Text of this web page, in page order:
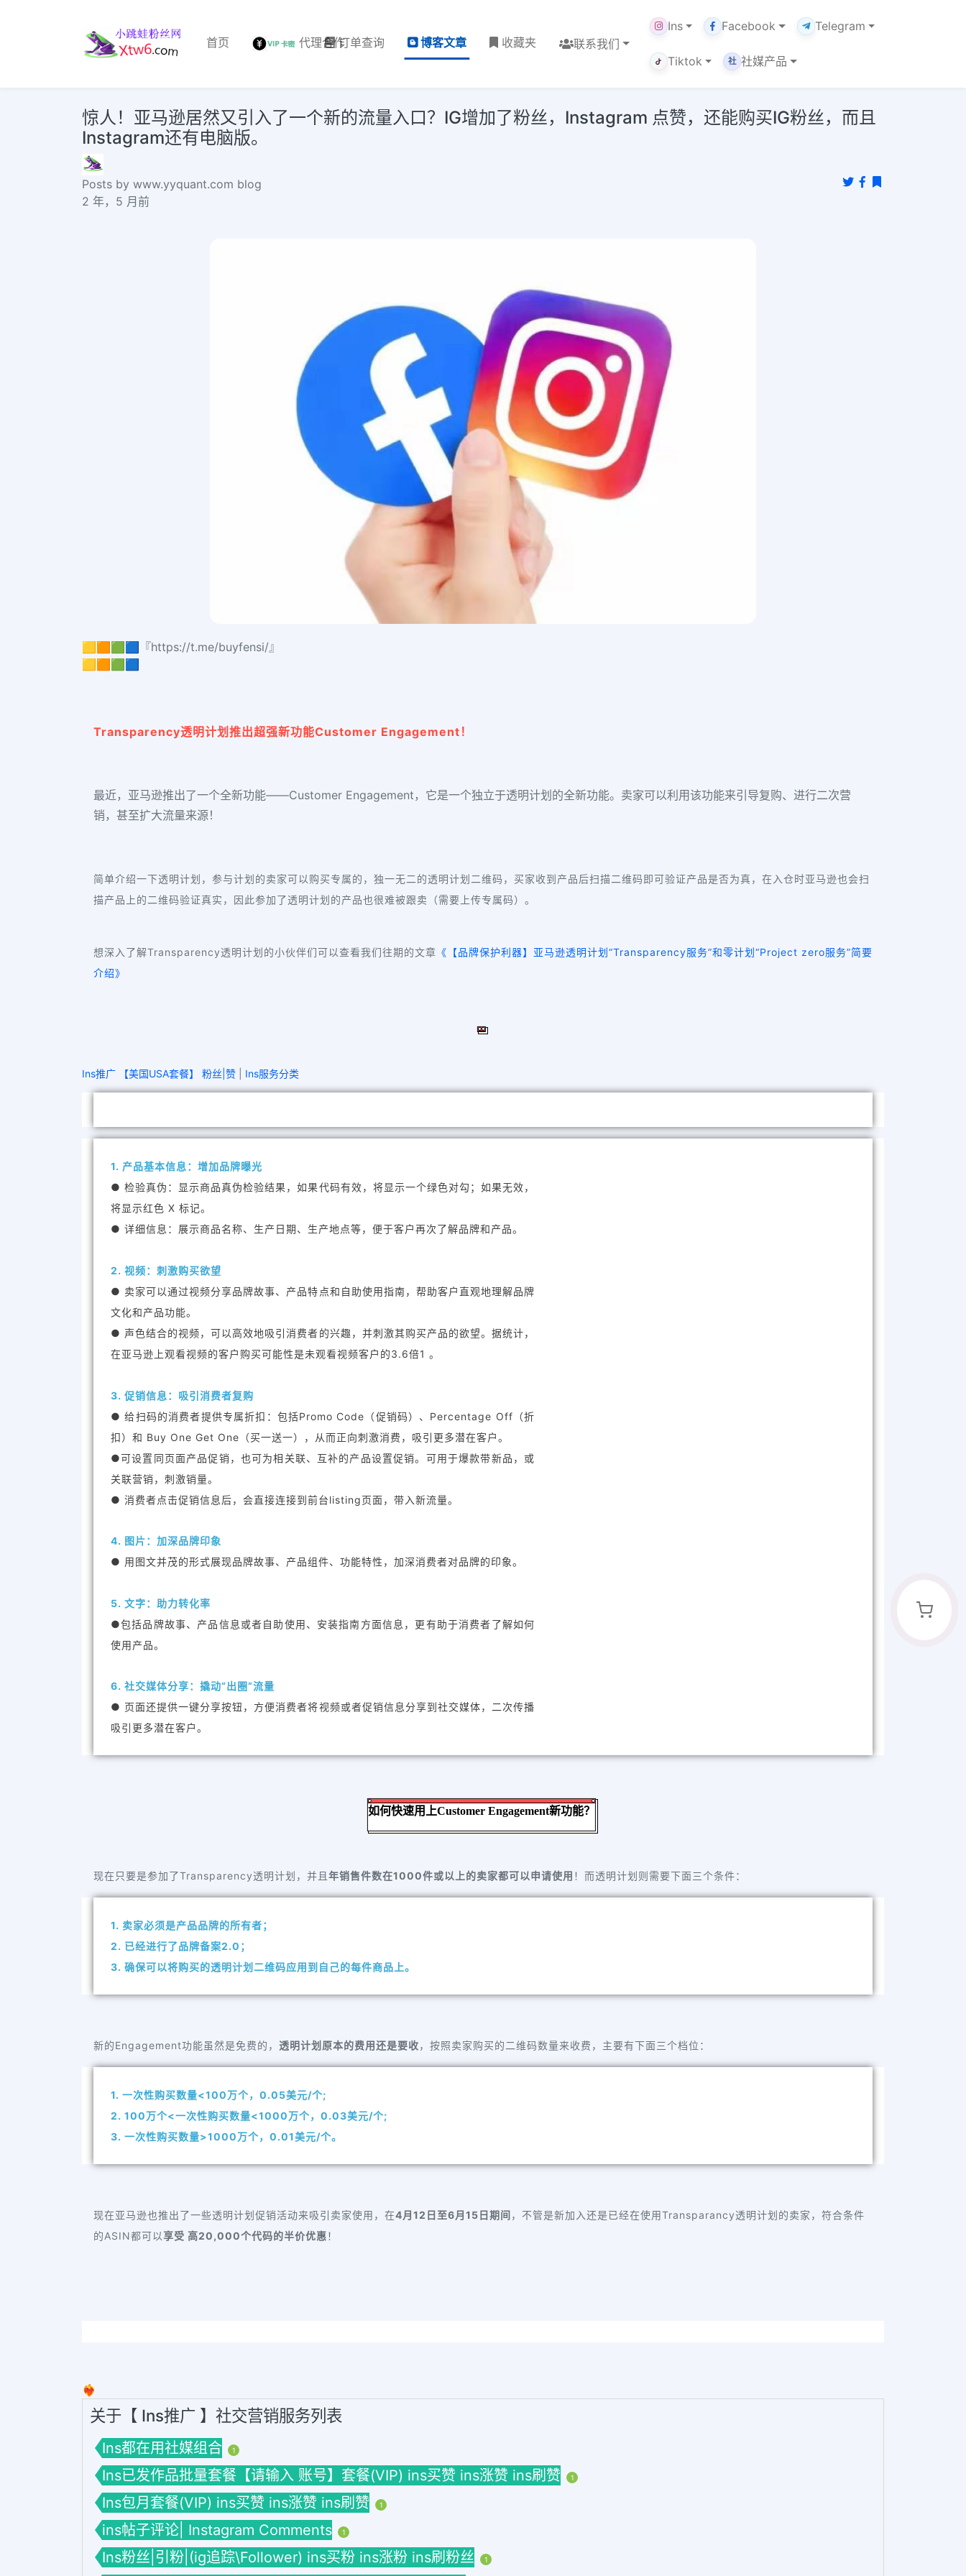
首页 代理合作订单查询 博客文章 收藏夹 联系我们
Ins Facebook Telegram
Tiktok 社 社媒产品
惊人！亚马逊居然又引入了一个新的流量入口？IG增加了粉丝，Instagram 点赞，还能购买IG粉丝，而且
Instagram还有电脑版。
Posts by www.yyquant.com blog
2 年，5 月前
🟨🟧🟩🟦『https://t.me/buyfensi/』
🟨🟧🟩🟦
Transparency透明计划推出超强新功能Customer Engagement！
最近，亚马逊推出了一个全新功能——Customer Engagement，它是一个独立于透明计划的全新功能。卖家可以利用该功能来引导复购、进行二次营
销，甚至扩大流量来源！
简单介绍一下透明计划，参与计划的卖家可以购买专属的，独一无二的透明计划二维码，买家收到产品后扫描二维码即可验证产品是否为真，在入仓时亚马逊也会扫
描产品上的二维码验证真实，因此参加了透明计划的产品也很难被跟卖（需要上传专属码）。
想深入了解Transparency透明计划的小伙伴们可以查看我们往期的文章 《【品牌保护利器】亚马逊透明计划“Transparency服务”和零计划“Project zero服务”简要
介绍》
Ins推广 【美国USA套餐】 粉丝|赞 Ins服务分类
1. 产品基本信息：增加品牌曝光
● 检验真伪：显示商品真伪检验结果，如果代码有效，将显示一个绿色对勾；如果无效，
将显示红色 X 标记。
● 详细信息：展示商品名称、生产日期、生产地点等，便于客户再次了解品牌和产品。
2. 视频：刺激购买欲望
● 卖家可以通过视频分享品牌故事、产品特点和自助使用指南，帮助客户直观地理解品牌
文化和产品功能。
● 声色结合的视频，可以高效地吸引消费者的兴趣，并刺激其购买产品的欲望。据统计，
在亚马逊上观看视频的客户购买可能性是未观看视频客户的3.6倍1 。
3. 促销信息：吸引消费者复购
● 给扫码的消费者提供专属折扣：包括Promo Code（促销码）、Percentage Off（折
扣）和 Buy One Get One（买一送一），从而正向刺激消费，吸引更多潜在客户。
●可设置同页面产品促销，也可为相关联、互补的产品设置促销。可用于爆款带新品，或
关联营销，刺激销量。
● 消费者点击促销信息后，会直接连接到前台listing页面，带入新流量。
4. 图片：加深品牌印象
● 用图文并茂的形式展现品牌故事、产品组件、功能特性，加深消费者对品牌的印象。
5. 文字：助力转化率
●包括品牌故事、产品信息或者自助使用、安装指南方面信息，更有助于消费者了解如何
使用产品。
6. 社交媒体分享：撬动“出圈”流量
● 页面还提供一键分享按钮，方便消费者将视频或者促销信息分享到社交媒体，二次传播
吸引更多潜在客户。
如何快速用上Customer Engagement新功能？
现在只要是参加了Transparency透明计划，并且年销售件数在1000件或以上的卖家都可以申请使用 ！而透明计划则需要下面三个条件：
1. 卖家必须是产品品牌的所有者；
2. 已经进行了品牌备案2.0；
3. 确保可以将购买的透明计划二维码应用到自己的每件商品上。
新的Engagement功能虽然是免费的， 透明计划原本的费用还是要收，按照卖家购买的二维码数量来收费，主要有下面三个档位：
1. 一次性购买数量<100万个，0.05美元/个;
2. 100万个<一次性购买数量<1000万个，0.03美元/个;
3. 一次性购买数量>1000万个，0.01美元/个。
现在亚马逊也推出了一些透明计划促销活动来吸引卖家使用，在4月12日至6月15日期间 ，不管是新加入还是已经在使用Transparancy透明计划的卖家，符合条件
的ASIN都可以享受 高20,000个代码的半价优惠！
❤️‍🔥
关于【 Ins推广 】社交营销服务列表
Ins都在用社媒组合 1
Ins已发作品批量套餐【请输入 账号】套餐(VIP) ins买赞 ins涨赞 ins刷赞 1
Ins包月套餐(VIP) ins买赞 ins涨赞 ins刷赞 1
ins帖子评论| Instagram Comments 1
Ins粉丝|引粉|(ig追踪\Follower) ins买粉 ins涨粉 ins刷粉丝 1